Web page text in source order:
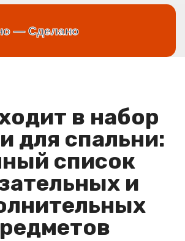
в набор
для спальни:
список
и